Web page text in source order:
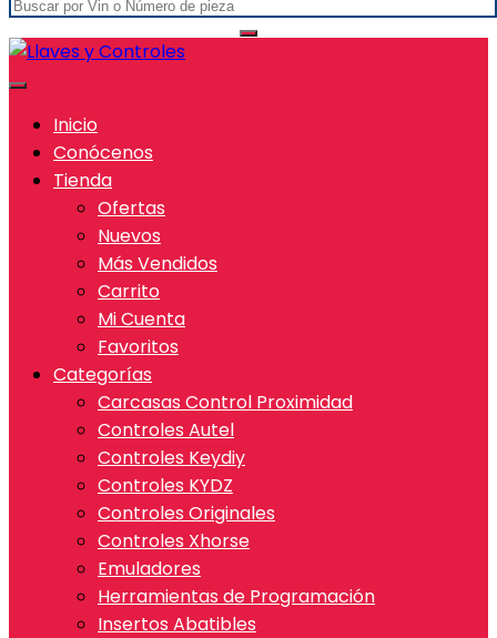
Inicio
Conócenos
Tienda
Ofertas
Nuevos
Más Vendidos
Carrito
Mi Cuenta
Favoritos
Categorías
Carcasas Control Proximidad
Controles Autel
Controles Keydiy
Controles KYDZ
Controles Originales
Controles Xhorse
Emuladores
Herramientas de Programación
Insertos Abatibles